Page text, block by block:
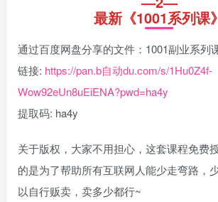
最新《1001系列课》
通过百度网盘分享的文件：1001副业系列
链接: https://pan.b自动du.com/s/1Hu0Z4f-
Wow92eUn8uEiENA?pwd=ha4y
提取码: ha4y
关于版权，大家不用担心，这套课程免费
的是为了帮助所有互联网人能少走弯路，
以自行贩卖，卖多少都行~